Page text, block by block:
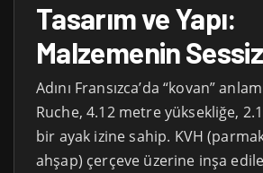
Tasarım ve Yapı:
Malzemenin
Adını Fransızca’da “kovan”
Ruche, 4.12 metre yüksekliğe,
bir ayak izine sahip. KVH
ahşap) çerçeve üzerine inşa